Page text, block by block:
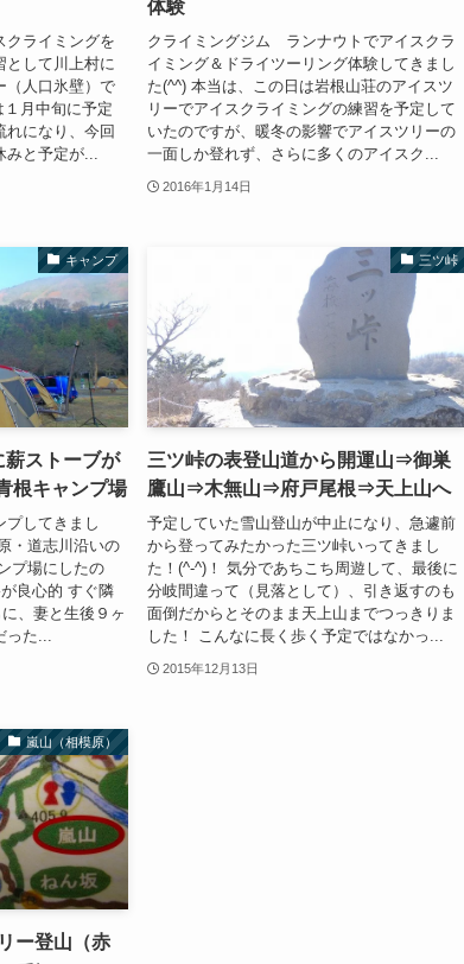
クライミングを
として川上村に
（人口氷壁）で
月中旬に予定
れになり、今回
と予定が...
体験
クライミングジム ランナウトでアイスクラ
イミング＆ドライツーリング体験してきまし
た(^^) 本当は、この日は岩根山荘のアイスツ
リーでアイスクライミングの練習を予定して
いたのですが、暖冬の影響でアイスツリーの
一面しか登れず、さらに多くのアイスク...
2016年1月14日
キャンプ
薪ストーブが
根キャンプ場
プしてきまし
・道志川沿いの
プ場にしたの
良心的 すぐ隣
、妻と生後９ヶ
た...
三ツ峠
三ツ峠の表登山道から開運山⇒御巣
鷹山⇒木無山⇒府戸尾根⇒天上山へ
予定していた雪山登山が中止になり、急遽前
から登ってみたかった三ツ峠いってきまし
た！(^-^)！ 気分であちこち周遊して、最後に
分岐間違って（見落として）、引き返すのも
面倒だからとそのまま天上山までつっきりま
した！ こんなに長く歩く予定ではなかっ...
2015年12月13日
嵐山（相模原）
ー登山（赤